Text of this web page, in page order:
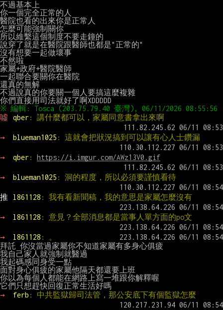
不過基本上
你一個完全正常的人
醫院也看的出來你是正常人
怎麼可能強制關你
所以維繫這個制度不要走鐘的
說穿了就是在醫院跟醫師也都是"正常的"
沒有想要一起做壞事
不然啦
家屬+政府+醫院醫師
一起聯合要關你在醫院
還真的無解
不過說真的你要關一個人要搞這麼複雜
噓
qber : 講什麼都可以，家屬同意書拿出來啊
→ blueman1025 : 這就會把狀況搞到可以讓有心人士鑽漏
→ qber : https://i.imgur.com/AWz13V0.gif
→ blueman1025 : 洞的程度，所以必須要謹慎看待
推 l861128 : 我有看新聞稿，我的意思是家屬怎麼沒有
→ l861128 : 意見？全部消息都是當事人單方面的po文
→ l861128 : 。
拜託 你沒當過家屬你不知道家屬有多身心俱疲
我自己家人就強制就醫過
我起碼感同身受一點
面對身心俱疲的家屬他隔天都還要上班
你以為每個人都能在網路上寫一堆跟你解釋喔
→
ferb : 中共監獄歸司法管，那公安底下有個監獄怎麼